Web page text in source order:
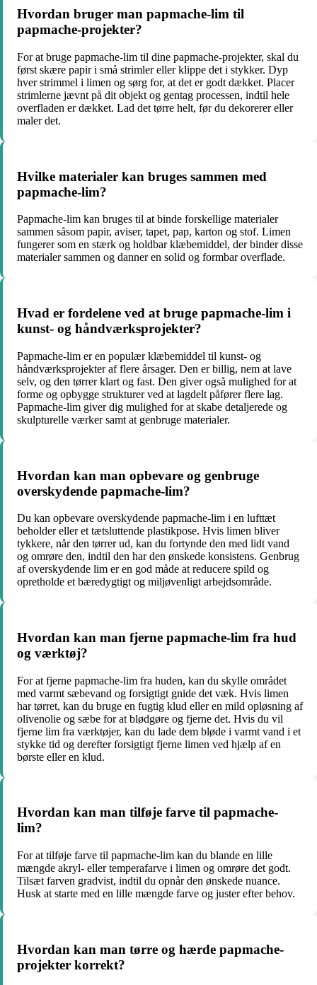
Hvordan bruger man papmache-lim til
papmache-projekter?
For at bruge papmache-lim til dine papmache-projekter, skal du
først skære papir i små strimler eller klippe det i stykker. Dyp
hver strimmel i limen og sørg for, at det er godt dækket. Placer
strimlerne jævnt på dit objekt og gentag processen, indtil hele
overfladen er dækket. Lad det tørre helt, før du dekorerer eller
maler det.
Hvilke materialer kan bruges sammen med
papmache-lim?
Papmache-lim kan bruges til at binde forskellige materialer
sammen såsom papir, aviser, tapet, pap, karton og stof. Limen
fungerer som en stærk og holdbar klæbemiddel, der binder disse
materialer sammen og danner en solid og formbar overflade.
Hvad er fordelene ved at bruge papmache-lim i
kunst- og håndværksprojekter?
Papmache-lim er en populær klæbemiddel til kunst- og
håndværksprojekter af flere årsager. Den er billig, nem at lave
selv, og den tørrer klart og fast. Den giver også mulighed for at
forme og opbygge strukturer ved at lagdelt påfører flere lag.
Papmache-lim giver dig mulighed for at skabe detaljerede og
skulpturelle værker samt at genbruge materialer.
Hvordan kan man opbevare og genbruge
overskydende papmache-lim?
Du kan opbevare overskydende papmache-lim i en lufttæt
beholder eller et tætsluttende plastikpose. Hvis limen bliver
tykkere, når den tørrer ud, kan du fortynde den med lidt vand
og omrøre den, indtil den har den ønskede konsistens. Genbrug
af overskydende lim er en god måde at reducere spild og
opretholde et bæredygtigt og miljøvenligt arbejdsområde.
Hvordan kan man fjerne papmache-lim fra hud
og værktøj?
For at fjerne papmache-lim fra huden, kan du skylle området
med varmt sæbevand og forsigtigt gnide det væk. Hvis limen
har tørret, kan du bruge en fugtig klud eller en mild opløsning af
olivenolie og sæbe for at blødgøre og fjerne det. Hvis du vil
fjerne lim fra værktøjer, kan du lade dem bløde i varmt vand i et
stykke tid og derefter forsigtigt fjerne limen ved hjælp af en
børste eller en klud.
Hvordan kan man tilføje farve til papmache-
lim?
For at tilføje farve til papmache-lim kan du blande en lille
mængde akryl- eller temperafarve i limen og omrøre det godt.
Tilsæt farven gradvist, indtil du opnår den ønskede nuance.
Husk at starte med en lille mængde farve og juster efter behov.
Hvordan kan man tørre og hærde papmache-
projekter korrekt?